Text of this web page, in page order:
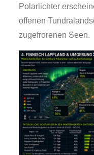
Polarlichter
offenen
zugefrorenen Seen.